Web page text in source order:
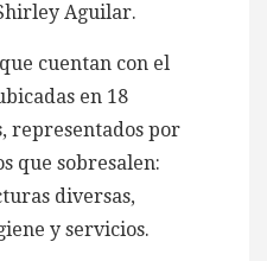
Aguilar.
cuentan con el
en 18
representados por
que sobresalen:
diversas,
y servicios.